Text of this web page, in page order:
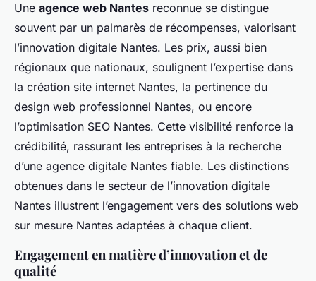
Une agence web Nantes reconnue se distingue
souvent par un palmarès de récompenses, valorisant
l’innovation digitale Nantes. Les prix, aussi bien
régionaux que nationaux, soulignent l’expertise dans
la création site internet Nantes, la pertinence du
design web professionnel Nantes, ou encore
l’optimisation SEO Nantes. Cette visibilité renforce la
crédibilité, rassurant les entreprises à la recherche
d’une agence digitale Nantes fiable. Les distinctions
obtenues dans le secteur de l’innovation digitale
Nantes illustrent l’engagement vers des solutions web
sur mesure Nantes adaptées à chaque client.
Engagement en matière d’innovation et de
qualité